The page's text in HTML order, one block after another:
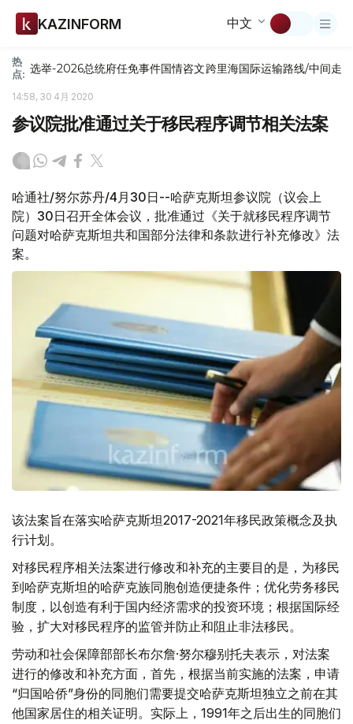
KAZINFORM 中文
热
点: 选举-2026总统府任免事件国情咨文跨里海国际运输路线/中间走廊
14:58, 30 4月 2020
参议院批准通过关于移民程序调节相关法案
哈通社/努尔苏丹/4月30日--哈萨克斯坦参议院（议会上
院）30日召开全体会议，批准通过《关于就移民程序调节
问题对哈萨克斯坦共和国部分法律和条款进行补充修改》法
案。
该法案旨在落实哈萨克斯坦2017-2021年移民政策概念及执
行计划。
对移民程序相关法案进行修改和补充的主要目的是，为移民
到哈萨克斯坦的哈萨克族同胞创造便捷条件；优化劳务移民
制度，以创造有利于国内经济需求的投资环境；根据国际经
验，扩大对移民程序的监管并防止和阻止非法移民。
劳动和社会保障部部长布尔詹·努尔穆别托夫表示，对法案
进行的修改和补充方面，首先，根据当前实施的法案，申请
“归国哈侨”身份的同胞们需要提交哈萨克斯坦独立之前在其
他国家居住的相关证明。实际上，1991年之后出生的同胞们